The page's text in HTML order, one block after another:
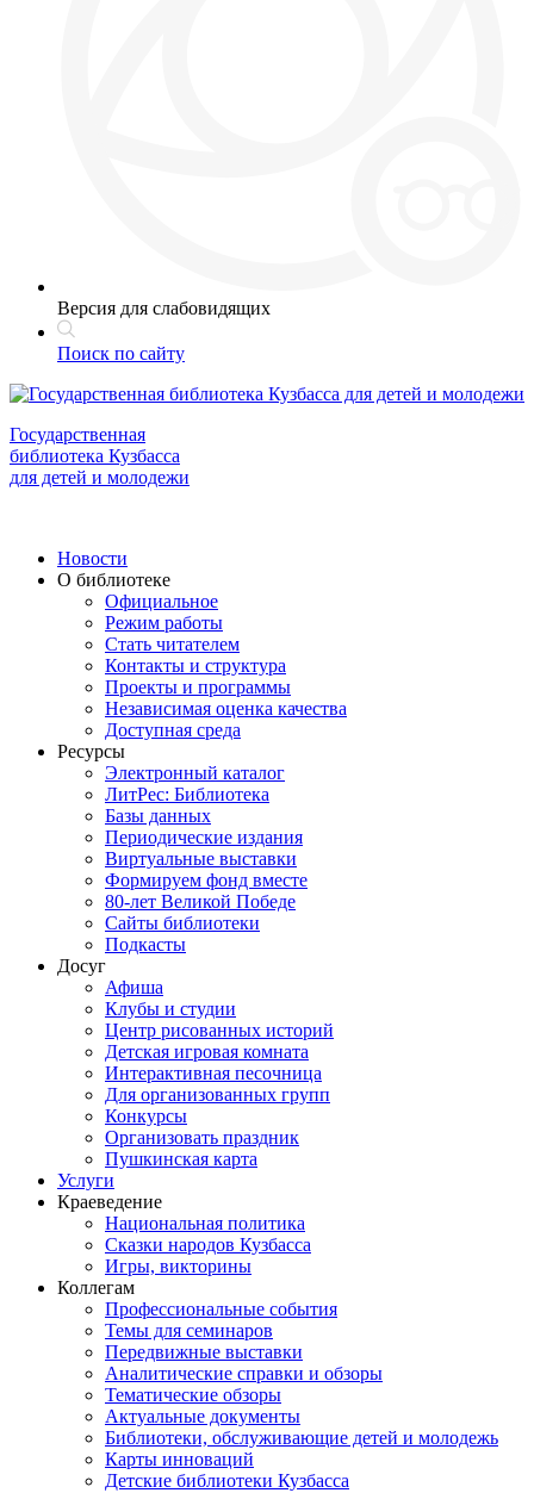
Версия для слабовидящих
Поиск по сайту
Государственная
библиотека Кузбасса
для детей и молодежи
Новости
О библиотеке
Официальное
Режим работы
Стать читателем
Контакты и структура
Проекты и программы
Независимая оценка качества
Доступная среда
Ресурсы
Электронный каталог
ЛитРес: Библиотека
Базы данных
Периодические издания
Виртуальные выставки
Формируем фонд вместе
80-лет Великой Победе
Сайты библиотеки
Подкасты
Досуг
Афиша
Клубы и студии
Центр рисованных историй
Детская игровая комната
Интерактивная песочница
Для организованных групп
Конкурсы
Организовать праздник
Пушкинская карта
Услуги
Краеведение
Национальная политика
Сказки народов Кузбасса
Игры, викторины
Коллегам
Профессиональные события
Темы для семинаров
Передвижные выставки
Аналитические справки и обзоры
Тематические обзоры
Актуальные документы
Библиотеки, обслуживающие детей и молодежь
Карты инноваций
Детские библиотеки Кузбасса